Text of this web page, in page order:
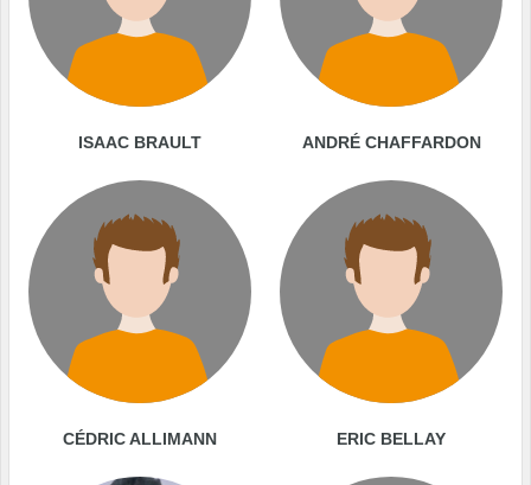
ISAAC BRAULT ANDRÉ CHAFFARDON
CÉDRIC ALLIMANN ERIC BELLAY